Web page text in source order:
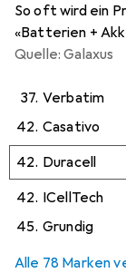
So oft wird ein
«Batterien +
Quelle: Galaxus
37. Verbatim
42. Casativo
42. Duracell
42. ICellTech
45. Grundig
Alle 78 Marken